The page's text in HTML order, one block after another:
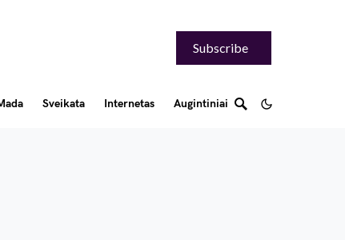
Subscribe
Sveikata Internetas Augintiniai